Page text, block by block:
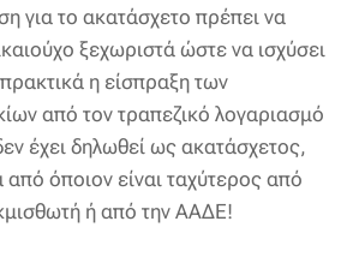
για το ακατάσχετο πρέπει να
ξεχωριστά ώστε να ισχύσει
η είσπραξη των
από τον τραπεζικό λογαριασμό
έχει δηλωθεί ως ακατάσχετος,
από όποιον είναι ταχύτερος από
ή από την ΑΑΔΕ!